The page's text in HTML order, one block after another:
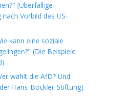
(Überfällige
Vorbild des US-
kann eine soziale
(Die Beispiele
wählt die AfD? Und
Hans-Böckler-Stiftung)